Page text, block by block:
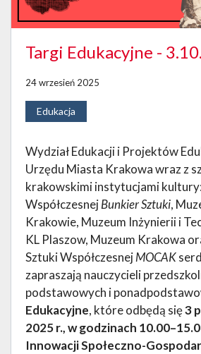
Targi Edukacyjne -
24 wrzesień 2025
Edukacja
Wydział Edukacji i Projektów
Urzędu Miasta Krakowa wraz z
krakowskimi instytucjami
WspółczesnejBunkier Sztuki,
Krakowie, Muzeum Inżynierii i
KL Plaszow, Muzeum Krakowa
Sztuki WspółczesnejMOCAK
zapraszają nauczycieli
podstawowych i
Edukacyjne, które odbędą się3
2025 r., w godzinach
Innowacji Społeczno-